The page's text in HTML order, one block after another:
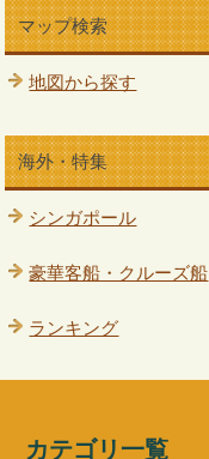
マップ検索
地図から探す
海外・特集
シンガポール
豪華客船・クルーズ船
ランキング
カテゴリ一覧